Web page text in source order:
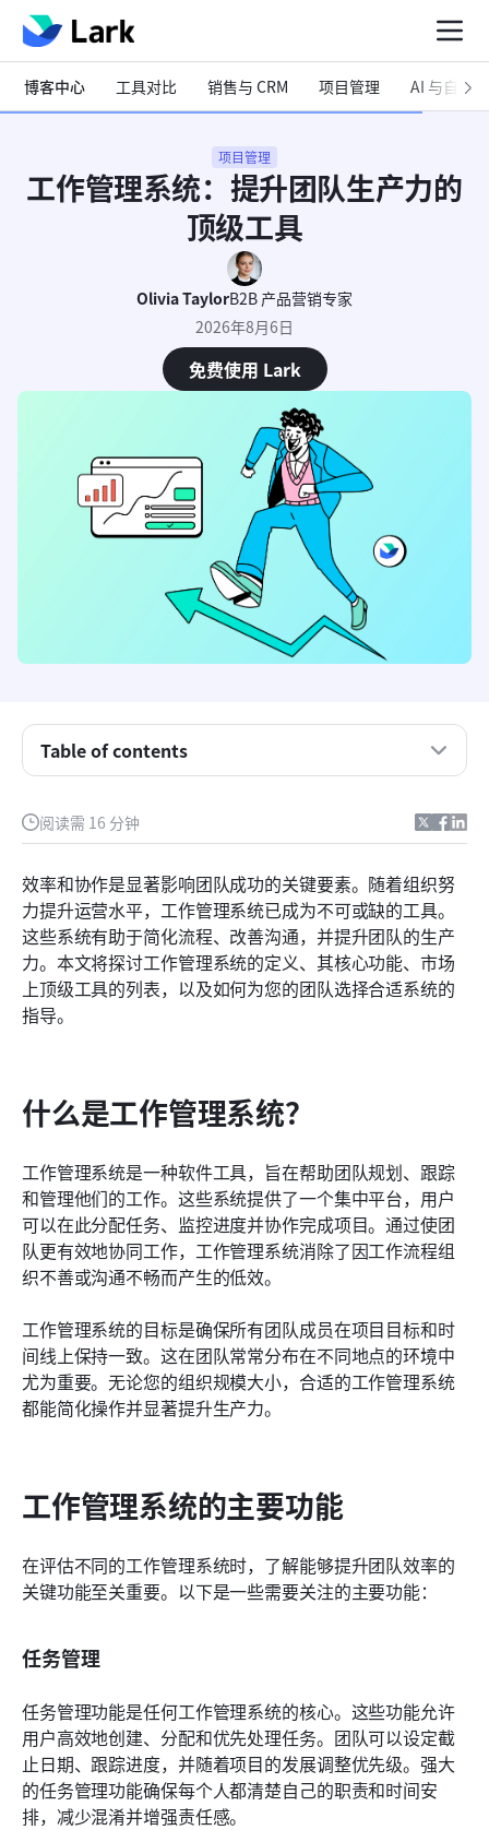
博客中心 工具对比 销售与 CRM 项目管理 AI 与自动化
项目管理
工作管理系统：提升团队生产力的
顶级工具
Olivia TaylorB2B 产品营销专家
2026年8月6日
免费使用 Lark
阅读需 16 分钟
效率和协作是显著影响团队成功的关键要素。随着组织努
力提升运营水平，工作管理系统已成为不可或缺的工具。
这些系统有助于简化流程、改善沟通，并提升团队的生产
力。本文将探讨工作管理系统的定义、其核心功能、市场
上顶级工具的列表，以及如何为您的团队选择合适系统的
指导。
什么是工作管理系统？
工作管理系统是一种软件工具，旨在帮助团队规划、跟踪
和管理他们的工作。这些系统提供了一个集中平台，用户
可以在此分配任务、监控进度并协作完成项目。通过使团
队更有效地协同工作，工作管理系统消除了因工作流程组
织不善或沟通不畅而产生的低效。
工作管理系统的目标是确保所有团队成员在项目目标和时
间线上保持一致。这在团队常常分布在不同地点的环境中
尤为重要。无论您的组织规模大小，合适的工作管理系统
都能简化操作并显著提升生产力。
工作管理系统的主要功能
在评估不同的工作管理系统时，了解能够提升团队效率的
关键功能至关重要。以下是一些需要关注的主要功能：
任务管理
任务管理功能是任何工作管理系统的核心。这些功能允许
用户高效地创建、分配和优先处理任务。团队可以设定截
止日期、跟踪进度，并随着项目的发展调整优先级。强大
的任务管理功能确保每个人都清楚自己的职责和时间安
排，减少混淆并增强责任感。
Table of contents
工作管理系统的主要功能
一览最佳10大工作管理系统
十大工作管理系统
如何为您的团队选择合适的工作管理系统
结论